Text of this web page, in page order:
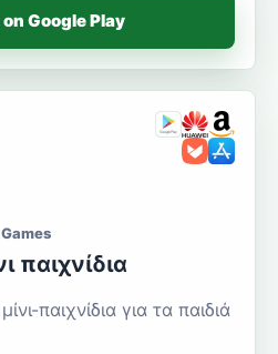
Google Play
παιχνίδια
παιχνίδια για τα παιδιά